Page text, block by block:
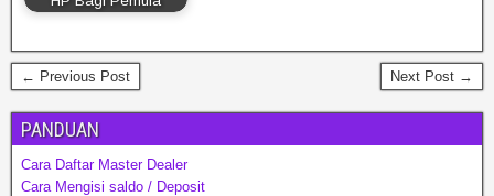
k
← Previous Post Next Post →
PANDUAN
Cara Daftar Master Dealer
Cara Mengisi saldo / Deposit